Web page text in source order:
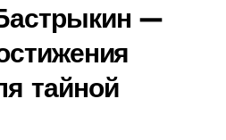
—
тайной